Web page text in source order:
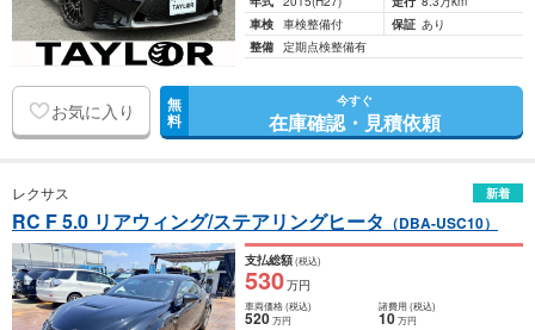
車検 車検整備付 保証 あり
整備 定期点検整備有
お気に入り 無
料
今すぐ
在庫確認・見積依頼
レクサス 新着
RC F 5.0 リアウィング/ステアリングヒータ （DBA-USC10）
支払総額(税込)
530万円
車両価格(税込)
520万円
諸費用 (税込)
10 万円